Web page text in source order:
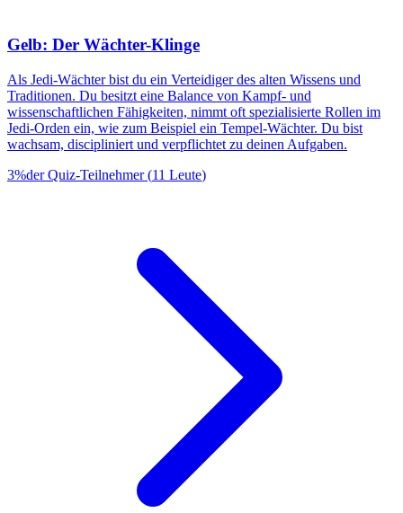
Gelb: Der Wächter-Klinge
Als Jedi-Wächter bist du ein Verteidiger des alten Wissens und
Traditionen. Du besitzt eine Balance von Kampf- und
wissenschaftlichen Fähigkeiten, nimmt oft spezialisierte Rollen im
Jedi-Orden ein, wie zum Beispiel ein Tempel-Wächter. Du bist
wachsam, discipliniert und verpflichtet zu deinen Aufgaben.
3%der Quiz-Teilnehmer(11 Leute)